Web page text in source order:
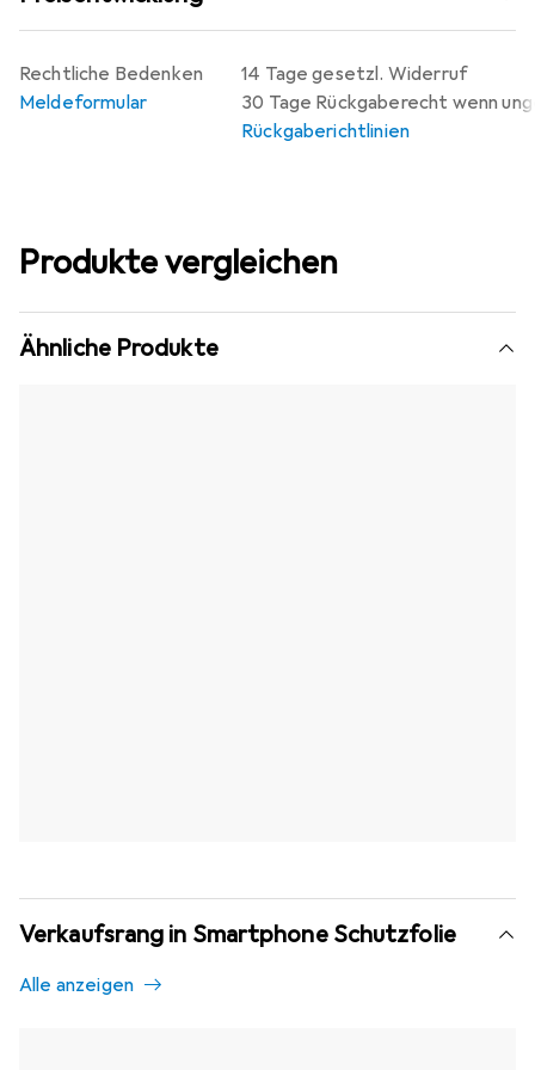
14 Tage gesetzl. Widerruf
30 Tage Rückgaberecht wenn
Rückgaberichtlinien
Rechtliche Bedenken
Meldeformular
Produkte vergleichen
Ähnliche Produkte
Verkaufsrang in Smartphone Schutzfolie
Alle anzeigen